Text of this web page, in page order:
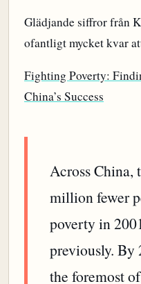
Glädjande siffror från
ofantligt mycket kvar
Fighting Poverty:
China’s Success
Across China,
million fewer
poverty in
previously. By
the foremost